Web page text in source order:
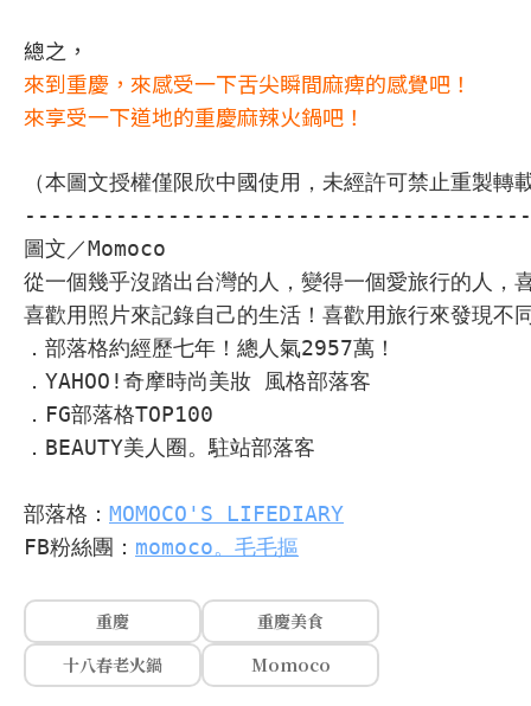
總之，
來到重慶，來感受一下舌尖瞬間麻痺的感覺吧！
來享受一下道地的重慶麻辣火鍋吧！
（本圖文授權僅限欣中國使用，未經許可禁止重製
圖文／Momoco
從一個幾乎沒踏出台灣的人，變得一個愛旅行的人，
喜歡用照片來記錄自己的生活！喜歡用旅行來發現不
．部落格約經歷七年！總人氣2957萬！
．YAHOO!奇摩時尚美妝 風格部落客
．FG部落格TOP100
．BEAUTY美人圈。駐站部落客
部落格： MOMOCO'S LIFEDIARY
FB粉絲團： momoco。毛毛摳
重慶
重慶美食
十八春老火鍋
Momoco